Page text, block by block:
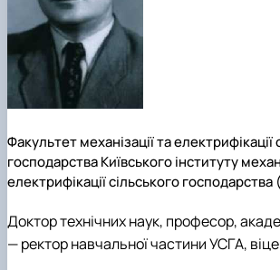
Факультет механізації та електрифікації
господарства Київського інституту
електрифікації сільського господарства
Доктор технічних наук, професор,
— ректор навчальної частини УСГА,